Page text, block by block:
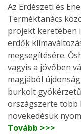
Az Erdészeti és
Terméktanács
projekt keretében
erdők
megsegítésére.
vagyis a jövőben
magjából
burkolt
országszerte több
növekedésük
Tovább >>>